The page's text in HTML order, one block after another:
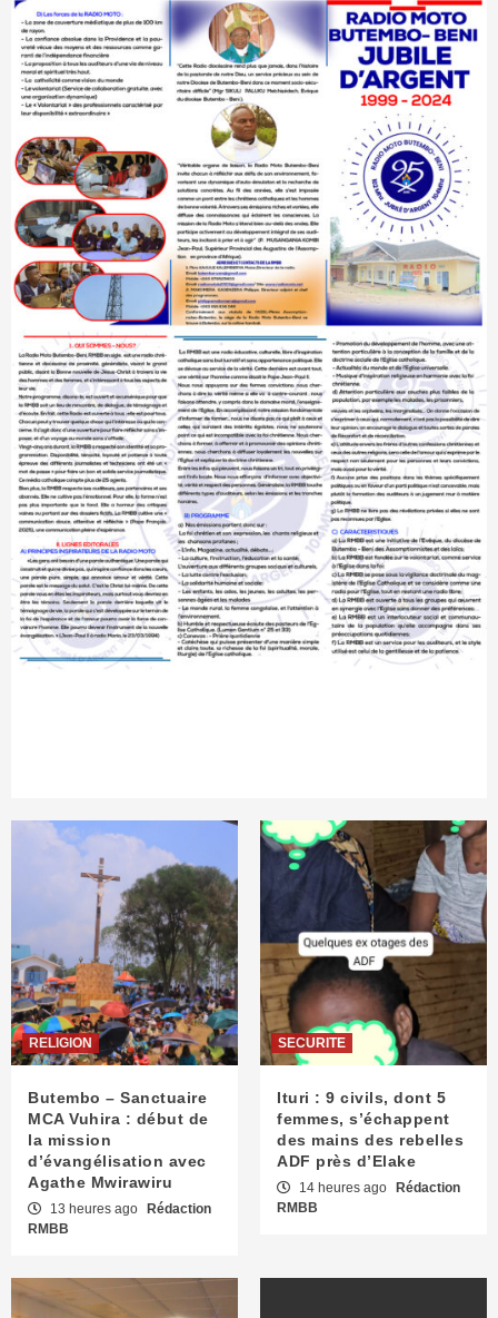
RELIGION
Butembo – Sanctuaire
MCA Vuhira : début de
la mission
d’évangélisation avec
Agathe Mwirawiru
13 heures ago
Rédaction
RMBB
SECURITE
Ituri : 9 civils, dont 5
femmes, s’échappent
des mains des rebelles
ADF près d’Elake
14 heures ago
Rédaction
RMBB